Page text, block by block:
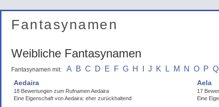
Fantasynamen
Weibliche Fantasynamen
Fantasynamen mit: A B C D E F G H J K L M N O P Q
Aedaira
18 Bewertungen zum Rufnamen Aedaira
Eine Eigenschaft von Aedaira: eher zurückhaltend
Aela
17
Eine